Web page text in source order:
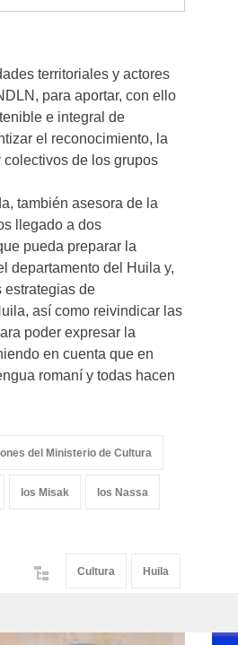
territoriales y actores
para aportar, con ello
e integral de
el reconocimiento, la
de los grupos
también asesora de la
llegado a dos
pueda preparar la
departamento del Huila y,
estrategias de
así como reivindicar las
poder expresar la
en cuenta que en
romaní y todas hacen
del Ministerio de Cultura
los Misak los Nassa
Cultura Huila